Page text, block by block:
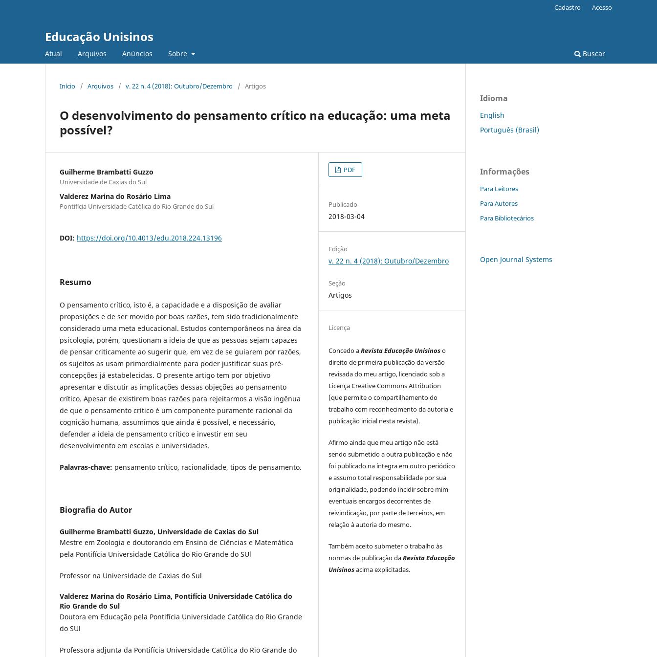
Educação Unisinos
Atual Arquivos Anúncios Sobre Buscar
Cadastro Acesso
Início / Arquivos / v. 22 n. 4 (2018): Outubro/Dezembro / Artigos
O desenvolvimento do pensamento crítico na educação: uma meta
possível?
Guilherme Brambatti Guzzo
Universidade de Caxias do Sul
Valderez Marina do Rosário Lima
Pontifícia Universidade Católica do Rio Grande do Sul
DOI: https://doi.org/10.4013/edu.2018.224.13196
Resumo
O pensamento crítico, isto é, a capacidade e a disposição de avaliar
proposições e de ser movido por boas razões, tem sido tradicionalmente
considerado uma meta educacional. Estudos contemporâneos na área da
psicologia, porém, questionam a ideia de que as pessoas sejam capazes
de pensar criticamente ao sugerir que, em vez de se guiarem por razões,
os sujeitos as usam primordialmente para poder justificar suas pré-
concepções já estabelecidas. O presente artigo tem por objetivo
apresentar e discutir as implicações dessas objeções ao pensamento
crítico. Apesar de existirem boas razões para rejeitarmos a visão ingênua
de que o pensamento crítico é um componente puramente racional da
cognição humana, assumimos que ainda é possível, e necessário,
defender a ideia de pensamento crítico e investir em seu
desenvolvimento em escolas e universidades.
Palavras-chave: pensamento crítico, racionalidade, tipos de pensamento.
Biografia do Autor
Guilherme Brambatti Guzzo, Universidade de Caxias do Sul
Mestre em Zoologia e doutorando em Ensino de Ciências e Matemática
pela Pontifícia Universidade Católica do Rio Grande do SUl
Professor na Universidade de Caxias do Sul
Valderez Marina do Rosário Lima, Pontifícia Universidade Católica do
Rio Grande do Sul
Doutora em Educação pela Pontifícia Universidade Católica do Rio Grande
do SUl
Professora adjunta da Pontifícia Universidade Católica do Rio Grande do
PDF
Publicado
2018-03-04
Edição
v. 22 n. 4 (2018): Outubro/Dezembro
Seção
Artigos
Licença
Concedo aRevista Educação Unisinoso
direito de primeira publicação da versão
revisada do meu artigo, licenciado sob a
Licença Creative Commons Attribution
(que permite o compartilhamento do
trabalho com reconhecimento da autoria e
publicação inicial nesta revista).
Afirmo ainda que meu artigo não está
sendo submetido a outra publicação e não
foi publicado na íntegra em outro periódico
e assumo total responsabilidade por sua
originalidade, podendo incidir sobre mim
eventuais encargos decorrentes de
reivindicação, por parte de terceiros, em
relação à autoria do mesmo.
Também aceito submeter o trabalho às
normas de publicação daRevista Educação
Unisinosacima explicitadas.
Idioma
English
Português (Brasil)
Informações
Para Leitores
Para Autores
Para Bibliotecários
Open Journal Systems